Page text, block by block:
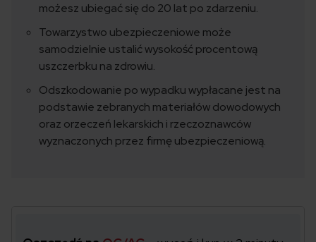
możesz ubiegać się do 20 lat po zdarzeniu.
Towarzystwo ubezpieczeniowe może
samodzielnie ustalić wysokość procentową
uszczerbku na zdrowiu.
Odszkodowanie po wypadku wypłacane jest na
podstawie zebranych materiałów dowodowych
oraz orzeczeń lekarskich i rzeczoznawców
wyznaczonych przez firmę ubezpieczeniową.